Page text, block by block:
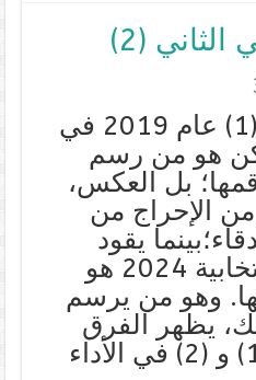
1- انخرط غزواني (1) عام 2019 في
هو من رسم
بل العكس،
الإحراج من
يقود
غزواني (2) حملة انتخابية 2024 هو
وهو من يرسم
يظهر الفرق
واضحا وجليا خلال الحملتين بين الغزوانين (1) و (2) في الأداء